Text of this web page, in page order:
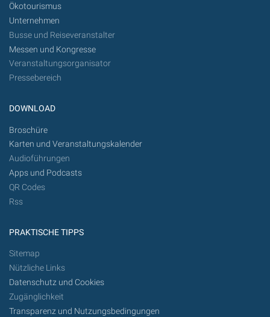
Ökotourismus
Unternehmen
Busse und Reiseveranstalter
Messen und Kongresse
Veranstaltungsorganisator
Pressebereich
DOWNLOAD
Broschüre
Karten und Veranstaltungskalender
Audioführungen
Apps und Podcasts
QR Codes
Rss
PRAKTISCHE TIPPS
Sitemap
Nützliche Links
Datenschutz und Cookies
Zugänglichkeit
Transparenz und Nutzungsbedingungen